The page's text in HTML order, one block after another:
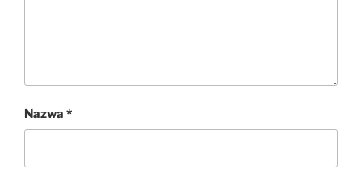
Nazwa *